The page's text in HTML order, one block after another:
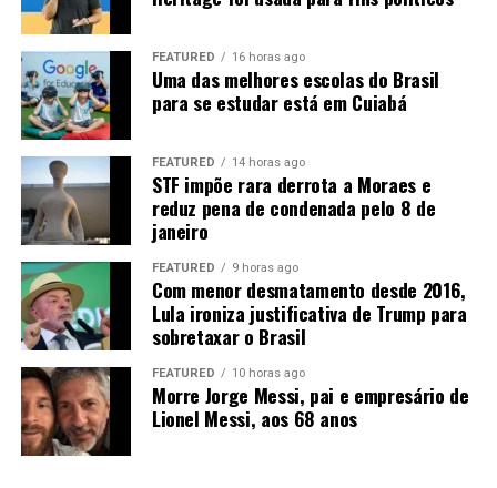
“Então nós temos um desafio aí para levar
biocombustíveis”
está a implantação de umetanoldutopara conectar
Mato Grosso aos grandes centros consumidores, como
São Paulo e Rio de Janeiro.
um etanolduto. Nós já estamos fazendo um projeto, tem
alguns trabalhos nesse sentido”
A expansão ferroviária, a duplicação da BR-163 e a
Ferrogrão também são consideradas estratégicas para
reduzir o custo de transporte. A ligação com o Arco
Norte pode ampliar ainda o acesso aos mercados
internacionais, principalmente na Ásia e na Europa.
FEATURED 16 horas ago
Uma das melhores escolas do Brasil
para se estudar está em Cuiabá
FEATURED 14 horas ago
STF impõe rara derrota a Moraes e
reduz pena de condenada pelo 8 de
janeiro
FEATURED 9 horas ago
Com menor desmatamento desde 2016,
Lula ironiza justificativa de Trump para
sobretaxar o Brasil
FEATURED 10 horas ago
Morre Jorge Messi, pai e empresário de
Lionel Messi, aos 68 anos